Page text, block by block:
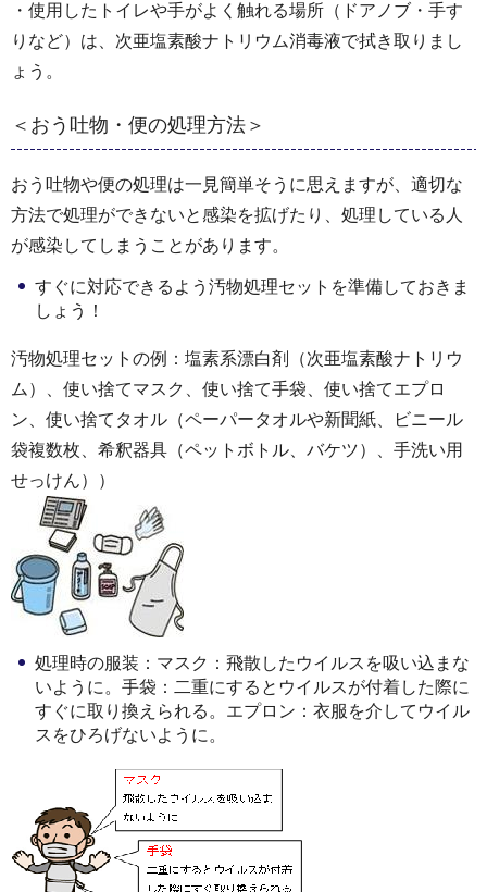
・使用したトイレや手がよく触れる場所（ドアノブ・手す
りなど）は、次亜塩素酸ナトリウム消毒液で拭き取りまし
ょう。
＜おう吐物・便の処理方法＞
おう吐物や便の処理は一見簡単そうに思えますが、適切な
方法で処理ができないと感染を拡げたり、処理している人
が感染してしまうことがあります。
すぐに対応できるよう汚物処理セットを準備しておきま
しょう！
汚物処理セットの例：塩素系漂白剤（次亜塩素酸ナトリウ
ム）、使い捨てマスク、使い捨て手袋、使い捨てエプロ
ン、使い捨てタオル（ペーパータオルや新聞紙、ビニール
袋複数枚、希釈器具（ペットボトル、バケツ）、手洗い用
せっけん））
処理時の服装：マスク：飛散したウイルスを吸い込まな
いように。手袋：二重にするとウイルスが付着した際に
すぐに取り換えられる。エプロン：衣服を介してウイル
スをひろげないように。